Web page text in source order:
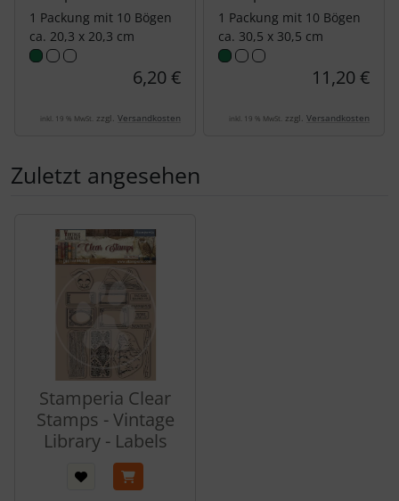
1 Packung mit 10 Bögen
ca. 20,3 x 20,3 cm
6,20 €
inkl. 19 % MwSt. zzgl. Versandkosten
1 Packung mit 10 Bögen
ca. 30,5 x 30,5 cm
11,20 €
inkl. 19 % MwSt. zzgl. Versandkosten
Zuletzt angesehen
Stamperia Clear
Stamps - Vintage
Library - Labels